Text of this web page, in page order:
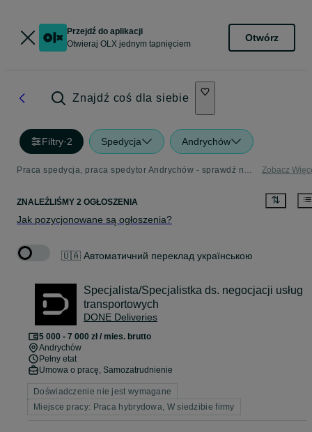
Przejdź do aplikacji
Otwieraj OLX jednym tapnięciem
Otwórz
Znajdź coś dla siebie
Filtry·2 Spedycja Andrychów
Praca spedycja, praca spedytor Andrychów - sprawdź najnowsze oferty pracy Zobacz
ZNALEŹLIŚMY 2 OGŁOSZENIA
Jak pozycjonowane są ogłoszenia?
🇺🇦 Автоматичний переклад українською
Specjalista/Specjalistka ds. negocjacji usług
transportowych
DONE Deliveries
5 000 - 7 000 zł / mies. brutto
Andrychów
Pełny etat
Umowa o pracę, Samozatrudnienie
Doświadczenie nie jest wymagane
Miejsce pracy: Praca hybrydowa, W siedzibie firmy